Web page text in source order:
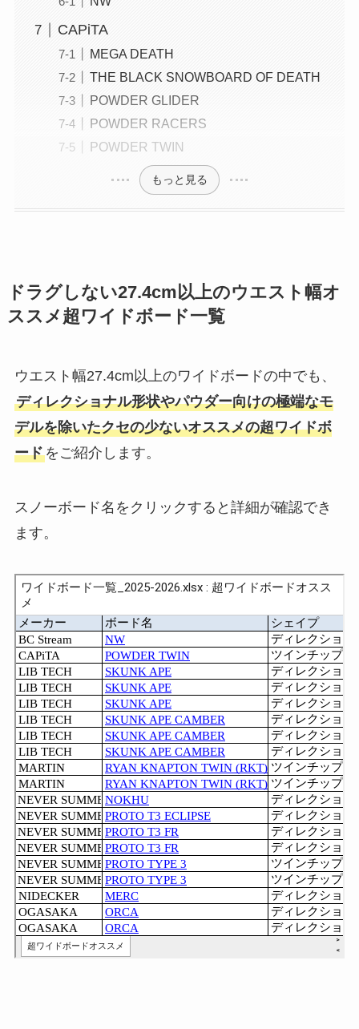
CAPiTA
MEGA DEATH
THE BLACK SNOWBOARD OF DEATH
POWDER GLIDER
POWDER RACERS
POWDER TWIN
もっと見る
ドラグしない27.4cm以上のウエスト幅オ
ススメ超ワイドボード一覧
ウエスト幅27.4cm以上のワイドボードの中でも、
ディレクショナル形状やパウダー向けの極端なモ
デルを除いたクセの少ないオススメの超ワイドボ
ードをご紹介します。
スノーボード名をクリックすると詳細が確認でき
ます。